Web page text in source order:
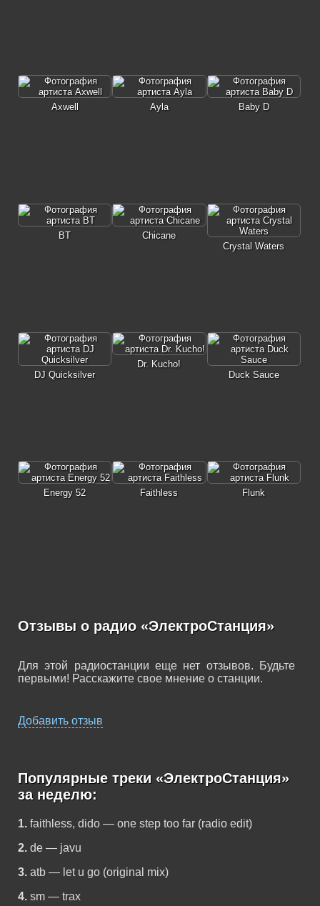
Axwell Ayla Baby D
BT
Chicane
Crystal Waters
DJ Quicksilver
Dr. Kucho!
Duck Sauce
Energy 52 Faithless Flunk
Отзывы о радио «ЭлектроСтанция»
Для этой радиостанции еще нет отзывов. Будьте
первыми! Расскажите свое мнение о станции.
Добавить отзыв
Популярные треки «ЭлектроСтанция»
за неделю:
1. faithless, dido — one step too far (radio edit)
2. de — javu
3. atb — let u go (original mix)
4. sm — trax